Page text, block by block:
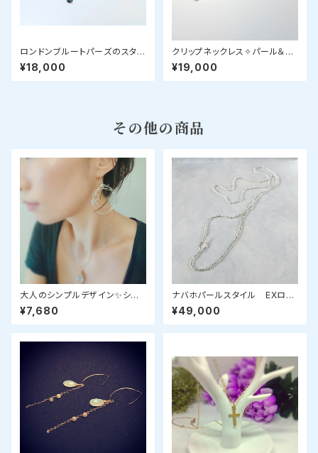
ロンドンブルートパーズのスター
ネックレス
¥18,000
クリップネックレス✧パール＆ラ
ブラドライト✧star bright jew
elry
¥19,000
その他の商品
大人のシンプルデザイン✨シル
バーワイヤーアートピアス✨
¥7,680
ナバホパールスタイル EXロン
グ(120cm)・ボールチェーンネッ
クレスSV925：3mm
¥49,000